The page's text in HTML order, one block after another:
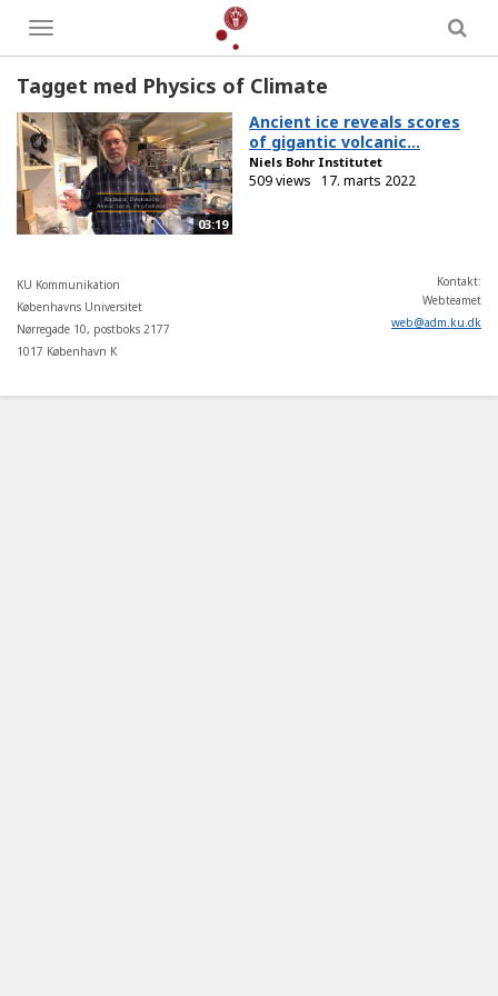
Toggle
menu
Tagget med Physics of Climate
03:19
Ancient ice reveals scores
of gigantic volcanic...
Niels Bohr Institutet
509 views 17. marts 2022
KU Kommunikation
Københavns Universitet
Nørregade 10, postboks 2177
1017 København K
Kontakt:
Webteamet
web@adm.ku.dk